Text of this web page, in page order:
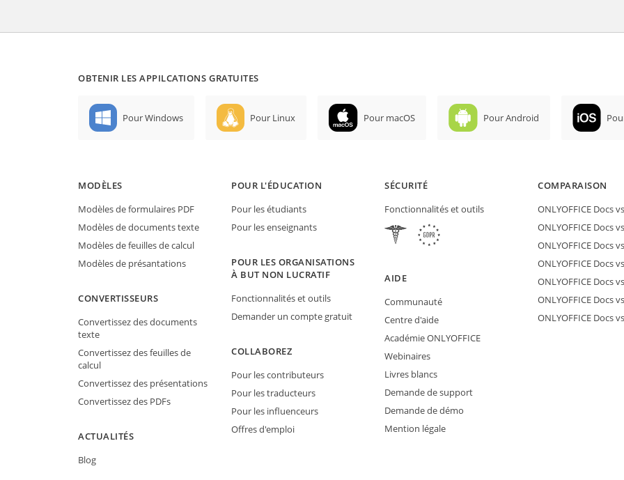
OBTENIR LES APPILCATIONS GRATUITES
Pour Windows Pour Linux Pour macOS Pour Android
MODÈLES
Modèles de formulaires PDF
Modèles de documents texte
Modèles de feuilles de calcul
Modèles de présantations
CONVERTISSEURS
Convertissez des documents
texte
Convertissez des feuilles de
calcul
Convertissez des présentations
Convertissez des PDFs
ACTUALITÉS
Blog
POUR L'ÉDUCATION
Pour les étudiants
Pour les enseignants
POUR LES ORGANISATIONS
À BUT NON LUCRATIF
Fonctionnalités et outils
Demander un compte gratuit
COLLABOREZ
Pour les contributeurs
Pour les traducteurs
Pour les influenceurs
Offres d'emploi
SÉCURITÉ
Fonctionnalités et outils
AIDE
Communauté
Centre d'aide
Académie ONLYOFFICE
Webinaires
Livres blancs
Demande de support
Demande de démo
Mention légale
COMPARAISON
ONLYOFFICE Docs
ONLYOFFICE Docs
ONLYOFFICE Docs
ONLYOFFICE Docs
ONLYOFFICE Docs
ONLYOFFICE Docs
ONLYOFFICE Docs